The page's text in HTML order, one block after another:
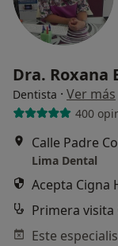
Dra. Roxana
Dentista · Ver más
400
Calle Padre
Lima Dental
Acepta Cigna
Primera